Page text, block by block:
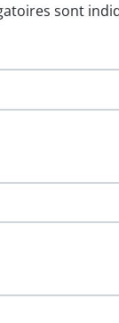
sont